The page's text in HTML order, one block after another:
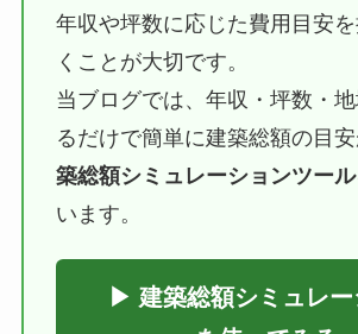
年収や坪数に応じた費用目安
くことが大切です。
当ブログでは、年収・坪数・
るだけで簡単に建築総額の目
築総額シミュレーションツール
います。
▶ 建築総額シミュレー